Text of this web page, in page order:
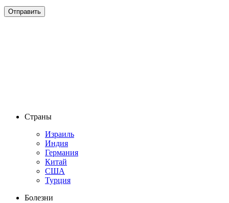
Страны
Израиль
Индия
Германия
Китай
США
Турция
Болезни